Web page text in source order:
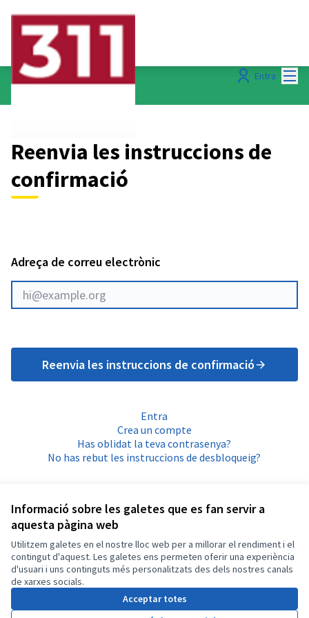
Informació sobre les galetes que es fan servir a
aquesta pàgina web
Utilitzem galetes en el nostre lloc web per a millorar el rendiment i el
contingut d'aquest. Les galetes ens permeten oferir una experiència
d'usuari i uns continguts més personalitzats des dels nostres canals
de xarxes socials.
Acceptar totes
Entra
Reenvia les instruccions de
confirmació
Adreça de correu electrònic
Reenvia les instruccions de confirmació
Entra
Crea un compte
Has oblidat la teva contrasenya?
No has rebut les instruccions de desbloqueig?
Termes i condicions d'ús
Configuració de les galetes
Triar la llenguaElegir el idioma